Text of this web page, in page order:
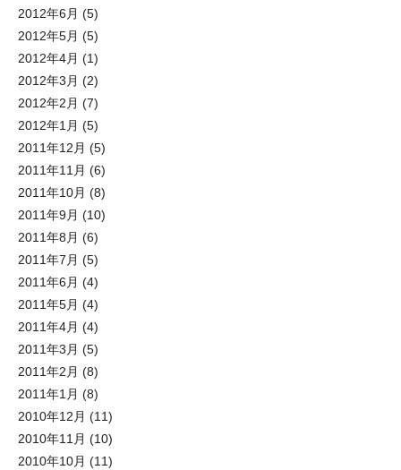
2012年6月 (5)
2012年5月 (5)
2012年4月 (1)
2012年3月 (2)
2012年2月 (7)
2012年1月 (5)
2011年12月 (5)
2011年11月 (6)
2011年10月 (8)
2011年9月 (10)
2011年8月 (6)
2011年7月 (5)
2011年6月 (4)
2011年5月 (4)
2011年4月 (4)
2011年3月 (5)
2011年2月 (8)
2011年1月 (8)
2010年12月 (11)
2010年11月 (10)
2010年10月 (11)